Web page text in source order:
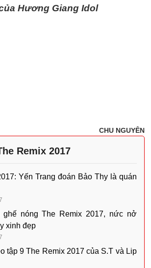
Hương Giang Idol
CHU NGUYÊN
Remix 2017
Yến Trang đoán Bảo Thy là quán
ghế nóng The Remix 2017, nức nở
xinh đẹp
tập 9 The Remix 2017 của S.T và Lip